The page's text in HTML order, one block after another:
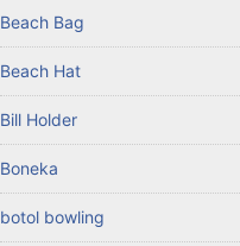
Beach Bag
Beach Hat
Bill Holder
Boneka
botol bowling